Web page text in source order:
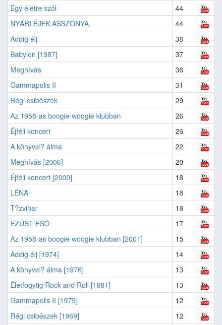
Egy életre szól
44
NYÁRI ÉJEK ASSZONYA
44
Addig élj
38
Babylon [1987]
37
Meghívás
36
Gammapolis II
31
Régi csibészek
29
Az 1958-as boogie-woogie klubban
26
Éjféli koncert
26
A könyvel? álma
22
Meghívás [2006]
20
Éjféli koncert [2000]
18
LÉNA
18
T?zvihar
18
EZÜST ESÖ
17
Az 1958-as boogie-woogie klubban [2001]
15
Addig élj [1974]
14
A könyvel? álma [1976]
13
Életfogytig Rock and Roll [1981]
13
Gammapolis II [1979]
12
Régi csibészek [1969]
12